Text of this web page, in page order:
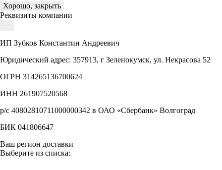
Хорошо, закрыть
Реквизиты компании
ИП Зубков Константин Андреевич
Юридический адрес: 357913, г Зеленокумск, ул. Некрасова 52
ОГРН 314265136700624
ИНН 261907520568
р/с 40802810711000000342 в ОАО «Сбербанк» Волгоград
БИК 041806647
Ваш регион доставки
Выберите из списка: